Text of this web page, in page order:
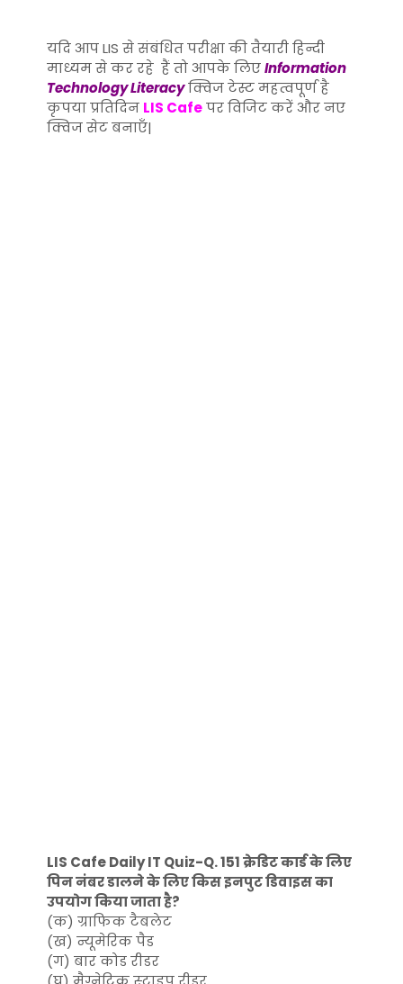
यदि आप LIS से संबंधित परीक्षा की तैयारी हिन्दी
माध्यम से कर रहे हैं तो आपके लिएInformation
Technology Literacyक्विज टेस्ट महत्वपूर्ण है
कृपया प्रतिदिन LIS Cafeपर विजिट करें और नए
क्विज सेट बनाएँ|
LIS Cafe Daily IT Quiz-Q. 151 क्रेडिट कार्ड के लिए
पिन नंबर डालने के लिए किस इनपुट डिवाइस का
उपयोग किया जाता है?
(क) ग्राफिक टैबलेट
(ख) न्यूमेरिक पैड
(ग) बार कोड रीडर